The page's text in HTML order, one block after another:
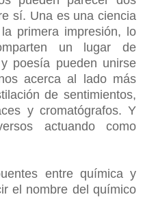
sí. Una es una ciencia
primera impresión, lo
un lugar de
poesía pueden unirse
acerca al lado más
de sentimientos,
y cromatógrafos. Y
actuando como
entre química y
el nombre del químico